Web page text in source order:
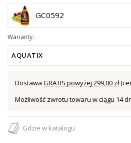
GC0592
Warianty:
AQUATIX
Dostawa GRATIS powyżej 299,00 zł
Możliwość zwrotu towaru w ciągu 14
Gdzie w katalogu